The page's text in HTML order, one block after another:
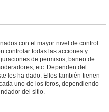
con el mayor nivel de control
controlar todas las acciones y
de permisos, baneo de
etc. Dependen del
les ha dado. Ellos también tienen
uno de los foros, dependiendo
del sitio.